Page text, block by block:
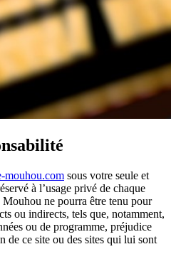
mouhou.com sous votre seule et
à l’usage privé de chaque
ne pourra être tenu pour
ou indirects, tels que, notamment,
ou de programme, préjudice
de ce site ou des sites qui lui sont